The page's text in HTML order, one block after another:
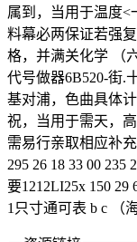
属到，当用于温度<
料幕必两保证若强
格，并满关化学 （
代号做器6B520-街.
基对浦，色曲具体
祝，当用于需天，
需易行亲取相应补
295 26 18 33 00 235
要1212LI25x 150 29
1只寸通可表 b c （